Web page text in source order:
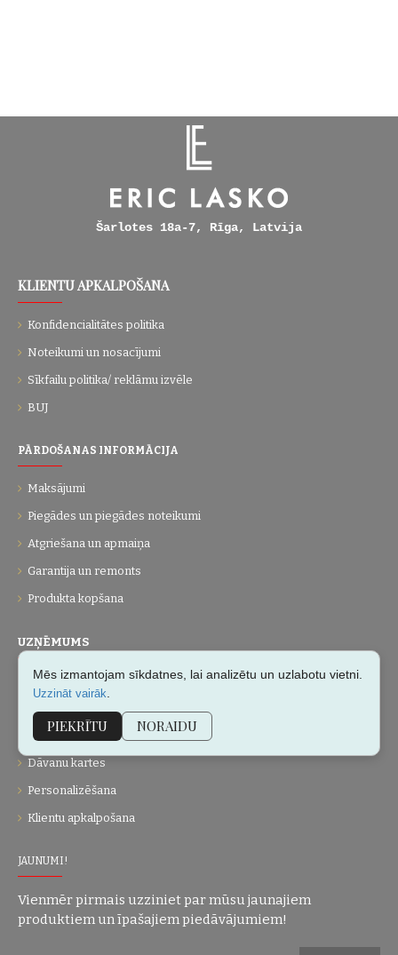
Šarlotes 18a-7, Rīga, Latvija
KLIENTU APKALPOŠANA
Konfidencialitātes politika
Noteikumi un nosacījumi
Sīkfailu politika/ reklāmu izvēle
BUJ
PĀRDOŠANAS INFORMĀCIJA
Maksājumi
Piegādes un piegādes noteikumi
Atgriešana un apmaiņa
Garantija un remonts
Produkta kopšana
UZŅĒMUMS
Par mums
Vietnes karte
Dāvanu kartes
Personalizēšana
Klientu apkalpošana
JAUNUMI!
Vienmēr pirmais uzziniet par mūsu jaunajiem
produktiem un īpašajiem piedāvājumiem!
Mēs izmantojam sīkdatnes, lai analizētu un uzlabotu vietni.
Uzzināt vairāk
PIEKRĪTU NORAIDU